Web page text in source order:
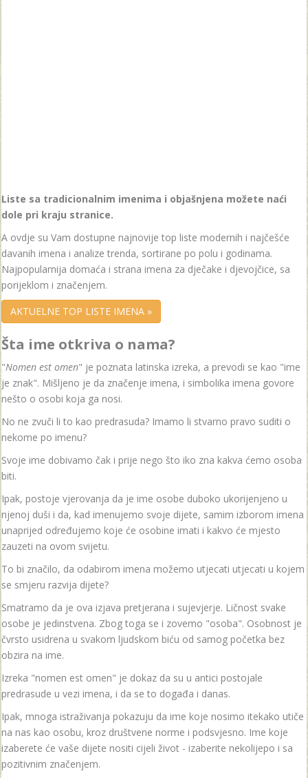
Liste sa tradicionalnim imenima i objašnjena možete naći
dole pri kraju stranice.
A ovdje su Vam dostupne najnovije top liste modernih i najčešće
davanih imena i analize trenda, sortirane po polu i godinama.
Najpopularnija domaća i strana imena za dječake i djevojčice, sa
porijeklom i značenjem.
AKTUELNE TOP LISTE IMENA »
Šta ime otkriva o nama?
"Nomen est omen" je poznata latinska izreka, a prevodi se kao "ime
je znak". Mišljeno je da značenje imena, i simbolika imena govore
nešto o osobi koja ga nosi.
No ne zvuči li to kao predrasuda? Imamo li stvarno pravo suditi o
nekome po imenu?
Svoje ime dobivamo čak i prije nego što iko zna kakva ćemo osoba
biti.
Ipak, postoje vjerovanja da je ime osobe duboko ukorijenjeno u
njenoj duši i da, kad imenujemo svoje dijete, samim izborom imena
unaprijed određujemo koje će osobine imati i kakvo će mjesto
zauzeti na ovom svijetu.
To bi značilo, da odabirom imena možemo utjecati utjecati u kojem
se smjeru razvija dijete?
Smatramo da je ova izjava pretjerana i sujevjerje. Ličnost svake
osobe je jedinstvena. Zbog toga se i zovemo "osoba". Osobnost je
čvrsto usidrena u svakom ljudskom biću od samog početka bez
obzira na ime.
Izreka "nomen est omen" je dokaz da su u antici postojale
predrasude u vezi imena, i da se to događa i danas.
Ipak, mnoga istraživanja pokazuju da ime koje nosimo itekako utiče
na nas kao osobu, kroz društvene norme i podsvjesno. Ime koje
izaberete će vaše dijete nositi cijeli život - izaberite nekolijepo i sa
pozitivnim značenjem.